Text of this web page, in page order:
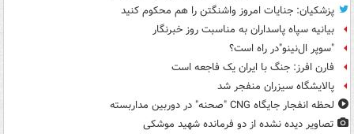
پزشکیان: جنایات امروز واشنگتن را هم محکوم کنید
بیانیه سپاه پاسداران به مناسبت روز خبرنگار
"سوپر ال‌نینو"در راه است؟
فارن افرز: جنگ با ایران یک فاجعه است
پالایشگاه سیزران منفجر شد
لحظه انفجار جایگاه CNG "صحنه" در دوربین مداربسته
تصاویر دیده‌ نشده از دو فرمانده شهید موشکی